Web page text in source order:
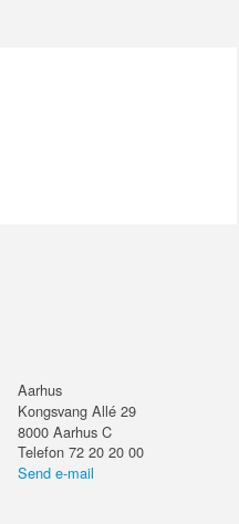
Aarhus
Kongsvang Allé 29
8000 Aarhus C
Telefon 72 20 20 00
Send e-mail